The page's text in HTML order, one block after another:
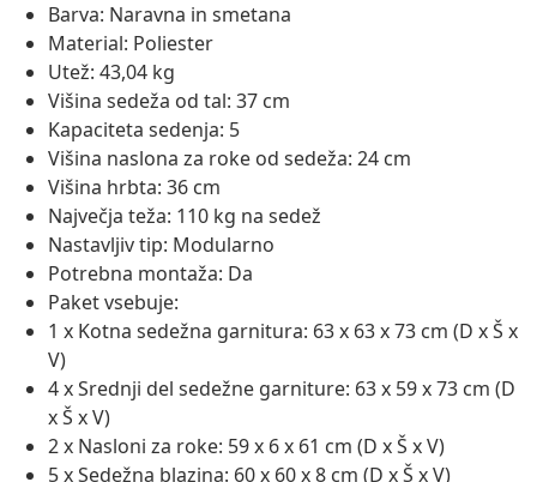
Barva: Naravna in smetana
Material: Poliester
Utež: 43,04 kg
Višina sedeža od tal: 37 cm
Kapaciteta sedenja: 5
Višina naslona za roke od sedeža: 24 cm
Višina hrbta: 36 cm
Največja teža: 110 kg na sedež
Nastavljiv tip: Modularno
Potrebna montaža: Da
Paket vsebuje:
1 x Kotna sedežna garnitura: 63 x 63 x 73 cm (D x Š x
V)
4 x Srednji del sedežne garniture: 63 x 59 x 73 cm (D
x Š x V)
2 x Nasloni za roke: 59 x 6 x 61 cm (D x Š x V)
5 x Sedežna blazina: 60 x 60 x 8 cm (D x Š x V)